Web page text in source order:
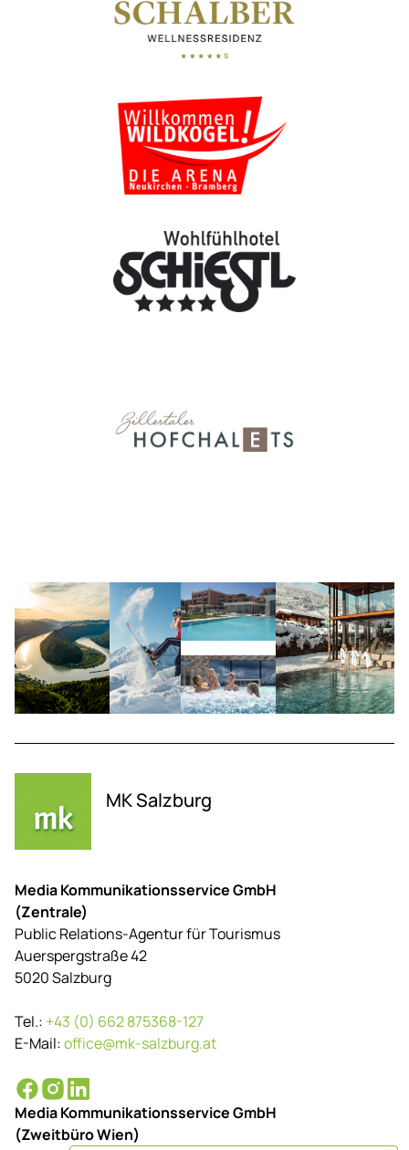
MK Salzburg
Media Kommunikationsservice GmbH
(Zentrale)
Public Relations-Agentur für Tourismus
Auerspergstraße 42
5020 Salzburg
Tel.: +43 (0) 662 875368-127
E-Mail:office@mk-salzburg.at
Media Kommunikationsservice GmbH
(Zweitbüro Wien)